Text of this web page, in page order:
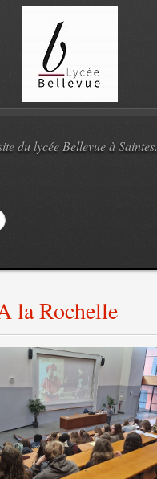
du lycée Bellevue à Saintes.
la Rochelle